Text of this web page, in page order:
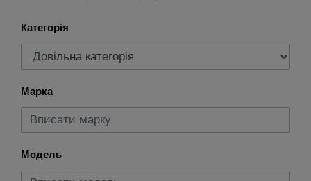
Категорія
Марка
Модель